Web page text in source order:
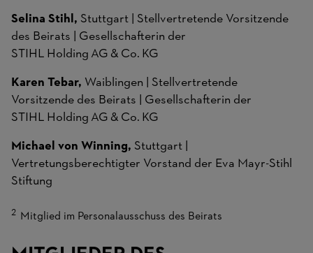
Selina Stihl, Stuttgart | Stellvertretende Vorsitzende
des Beirats | Gesellschafterin der
STIHL Holding AG & Co. KG
Karen Tebar, Waiblingen | Stellvertretende
Vorsitzende des Beirats | Gesellschafterin der
STIHL Holding AG & Co. KG
Michael von Winning, Stuttgart |
Vertretungsberechtigter Vorstand der Eva Mayr-Stihl
Stiftung
Mitglied im Personalausschuss des Beirats